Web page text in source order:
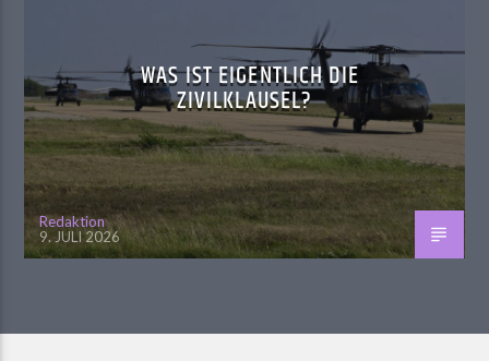
WAS IST EIGENTLICH DIE
ZIVILKLAUSEL?
Redaktion
9. JULI 2026